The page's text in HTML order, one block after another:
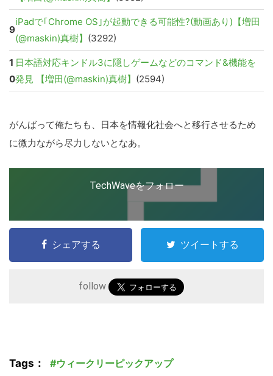
9
iPadで｢Chrome OS｣が起動できる可能性?(動画あり)【増田
(@maskin)真樹】 (3292)
1
0
日本語対応キンドル3に隠しゲームなどのコマンド&機能を
発見 【増田(@maskin)真樹】 (2594)
がんばって俺たちも、日本を情報化社会へと移行させるため
に微力ながら尽力しないとなあ。
TechWaveをフォロー
シェアする ツイートする
follow
Tags： ウィークリーピックアップ
こ
サ
イ
を
す